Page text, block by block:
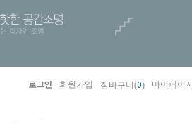
로그인 회원가입 장바구니(0) 마이페이지